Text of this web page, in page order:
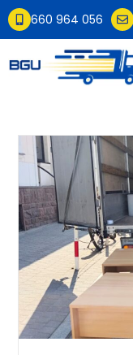
660 964 056